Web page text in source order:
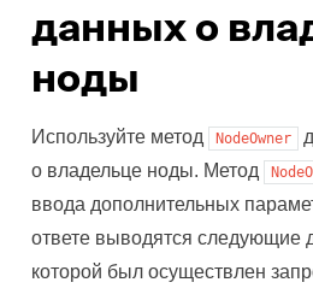
данных о
ноды
Используйте метод NodeOwner
о владельце ноды. Метод
ввода дополнительных
ответе выводятся следующие
которой был осуществлен